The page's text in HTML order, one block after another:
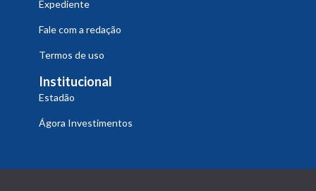
Expediente
Fale com a redação
Termos de uso
Institucional
Estadão
Ágora Investimentos